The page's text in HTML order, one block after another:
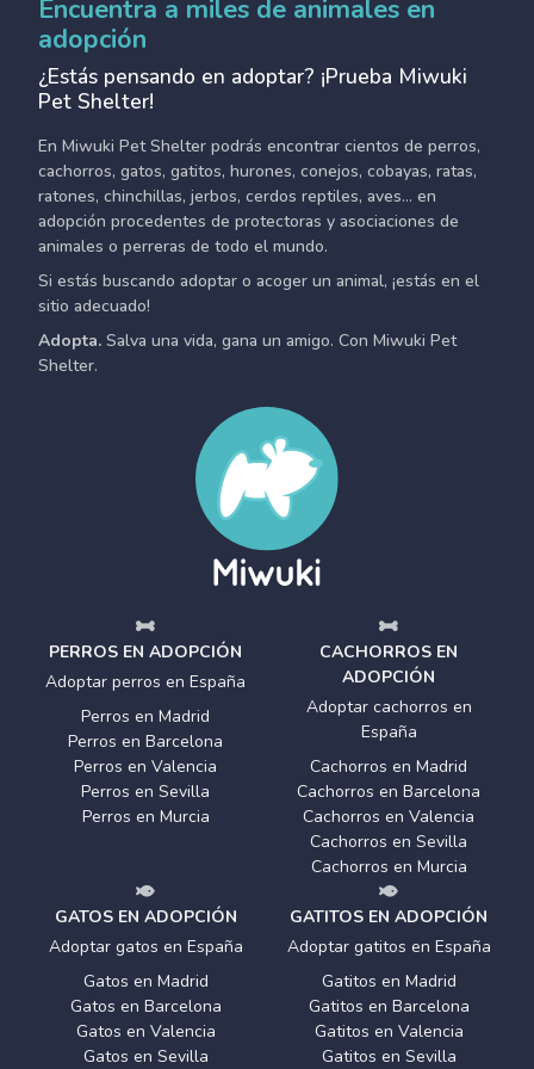
Encuentra a miles de animales en
adopción
¿Estás pensando en adoptar? ¡Prueba Miwuki
Pet Shelter!
En Miwuki Pet Shelter podrás encontrar cientos de perros,
cachorros, gatos, gatitos, hurones, conejos, cobayas, ratas,
ratones, chinchillas, jerbos, cerdos reptiles, aves... en
adopción procedentes de protectoras y asociaciones de
animales o perreras de todo el mundo.
Si estás buscando adoptar o acoger un animal, ¡estás en el
sitio adecuado!
Adopta. Salva una vida, gana un amigo. Con Miwuki Pet
Shelter.
PERROS EN ADOPCIÓN
Adoptar perros en España
Perros en Madrid
Perros en Barcelona
Perros en Valencia
Perros en Sevilla
Perros en Murcia
CACHORROS EN
ADOPCIÓN
Adoptar cachorros en
España
Cachorros en Madrid
Cachorros en Barcelona
Cachorros en Valencia
Cachorros en Sevilla
Cachorros en Murcia
GATOS EN ADOPCIÓN
Adoptar gatos en España
Gatos en Madrid
Gatos en Barcelona
Gatos en Valencia
Gatos en Sevilla
GATITOS EN ADOPCIÓN
Adoptar gatitos en España
Gatitos en Madrid
Gatitos en Barcelona
Gatitos en Valencia
Gatitos en Sevilla